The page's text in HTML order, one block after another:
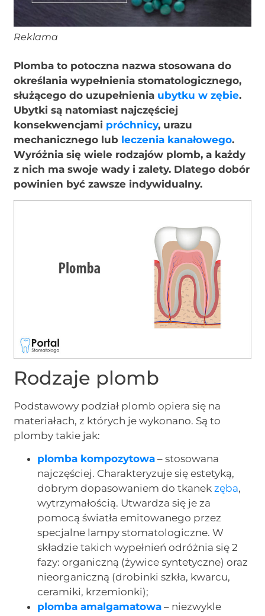
Reklama
Plomba to potoczna nazwa stosowana do
określania wypełnienia stomatologicznego,
służącego do uzupełnienia ubytku w zębie.
Ubytki są natomiast najczęściej
konsekwencjami próchnicy, urazu
mechanicznego lub leczenia kanałowego.
Wyróżnia się wiele rodzajów plomb, a każdy
z nich ma swoje wady i zalety. Dlatego dobór
powinien być zawsze indywidualny.
Rodzaje plomb
Podstawowy podział plomb opiera się na
materiałach, z których je wykonano. Są to
plomby takie jak:
plomba kompozytowa – stosowana
najczęściej. Charakteryzuje się estetyką,
dobrym dopasowaniem do tkanekzęba,
wytrzymałością. Utwardza się je za
pomocą światła emitowanego przez
specjalne lampy stomatologiczne. W
składzie takich wypełnień odróżnia się 2
fazy: organiczną (żywice syntetyczne) oraz
nieorganiczną (drobinki szkła, kwarcu,
ceramiki, krzemionki);
plomba amalgamatowa – niezwykle